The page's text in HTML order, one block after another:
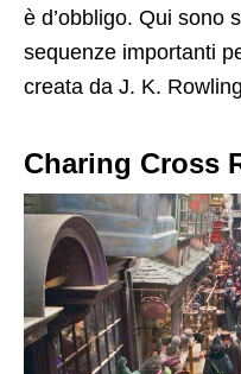
è d’obbligo. Qui sono
sequenze importanti
creata da J. K.
Charing Cross